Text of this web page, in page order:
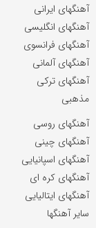
آهنگهای ایرانی
آهنگهای انگلیسی
آهنگهای فرانسوی
آهنگهای آلمانی
آهنگهای ترکی
مذهبی
آهنگهای روسی
آهنگهای چینی
آهنگهای اسپانیایی
آهنگهای کره ای
آهنگهای ایتالیایی
سایر آهنگها